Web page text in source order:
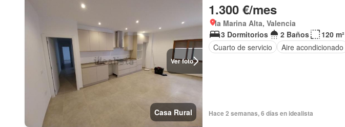
Ver foto
Casa Rural
1.300 €/mes
la Marina Alta, Valencia
3 Dormitorios
2 Baños
120 m²
Cuarto de servicio
Aire acondicionado
Hace 2 semanas, 6 días en idealista